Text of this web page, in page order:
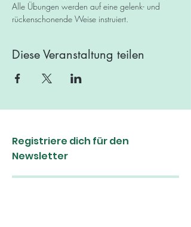
Alle Übungen werden auf eine gelenk- und
rückenschonende Weise instruiert.​
Diese Veranstaltung teilen
Registriere dich für den
Newsletter